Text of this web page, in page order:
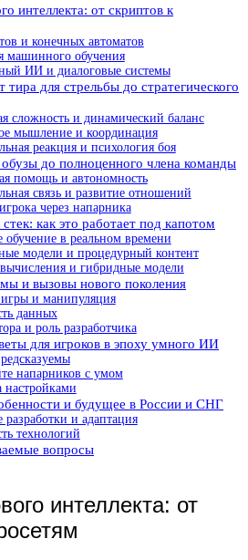
интеллекта: от скриптов к
и конечных автоматов
машинного обучения
ИИ и диалоговые системы
для стрельбы до стратегического
сложность и динамический баланс
мышление и координация
реакция и психология боя
до полноценного члена команды
помощь и автономность
связь и развитие отношений
через напарника
как это работает под капотом
в реальном времени
модели и процедурный контент
и гибридные модели
и вызовы нового поколения
игры и манипуляция
данных
и роль разработчика
для игроков в эпоху умного ИИ
напарников с умом
настройками
и будущее в России и СНГ
и адаптация
технологий
вопросы
интеллекта: от